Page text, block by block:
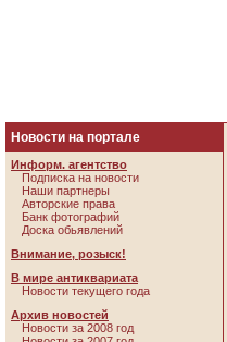
Новости на портале
Информ. агентство
Подписка на новости
Наши партнеры
Авторские права
Банк фотографий
Доска обьявлений
Внимание, розыск!
В мире антиквариата
Новости текущего года
Архив новостей
Новости за 2008 год